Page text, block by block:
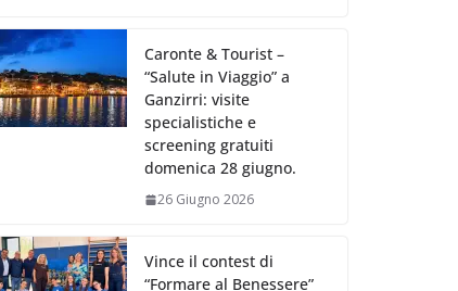
Caronte & Tourist –
“Salute in Viaggio” a
Ganzirri: visite
specialistiche e
screening gratuiti
domenica 28 giugno.
26 Giugno 2026
Vince il contest di
“Formare al Benessere”